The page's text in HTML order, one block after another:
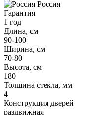
Россия
Гарантия
1 год
Длина, см
90-100
Ширина, см
70-80
Высота, см
180
Толщина стекла, мм
4
Конструкция дверей
раздвижная